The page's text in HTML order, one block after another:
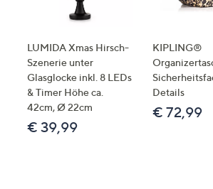
LUMIDA Xmas Hirsch-
Szenerie unter
Glasglocke inkl. 8 LEDs
& Timer Höhe ca.
42cm, Ø 22cm
€ 39,99
KIPLING®
Details
€ 72,99